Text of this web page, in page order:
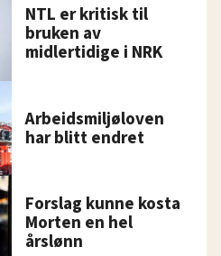
NTL er kritisk til
bruken av
midlertidige i NRK
Arbeidsmiljøloven
har blitt endret
Forslag kunne kosta
Morten en hel
årslønn